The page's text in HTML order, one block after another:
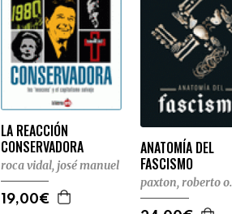
LA REACCIÓN
CONSERVADORA
roca vidal, josé manuel
19,00€
ANATOMÍA DEL
FASCISMO
paxton, roberto o.